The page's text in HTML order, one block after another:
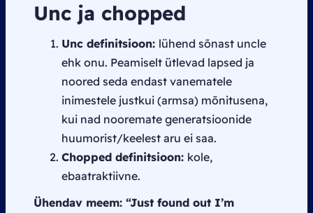
Unc ja chopped
Unc definitsioon: lühend sõnast uncle
ehk onu. Peamiselt ütlevad lapsed ja
noored seda endast vanematele
inimestele justkui (armsa) mõnitusena,
kui nad nooremate generatsioonide
huumorist/keelest aru ei saa.
Chopped definitsioon: kole,
ebaatraktiivne.
Ühendav meem: “Just found out I’m